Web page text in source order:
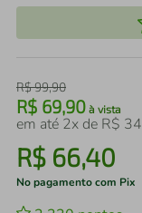
R$99,90
R$ 69,90 à vista
em até 2x de R$ 34
R$ 66,40
No pagamento com Pix